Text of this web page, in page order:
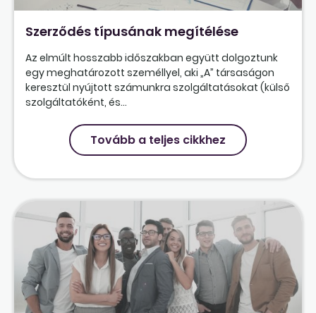
Szerződés típusának megítélése
Az elmúlt hosszabb időszakban együtt dolgoztunk
egy meghatározott személlyel, aki „A” társaságon
keresztül nyújtott számunkra szolgáltatásokat (külső
szolgáltatóként, és...
Tovább a teljes cikkhez